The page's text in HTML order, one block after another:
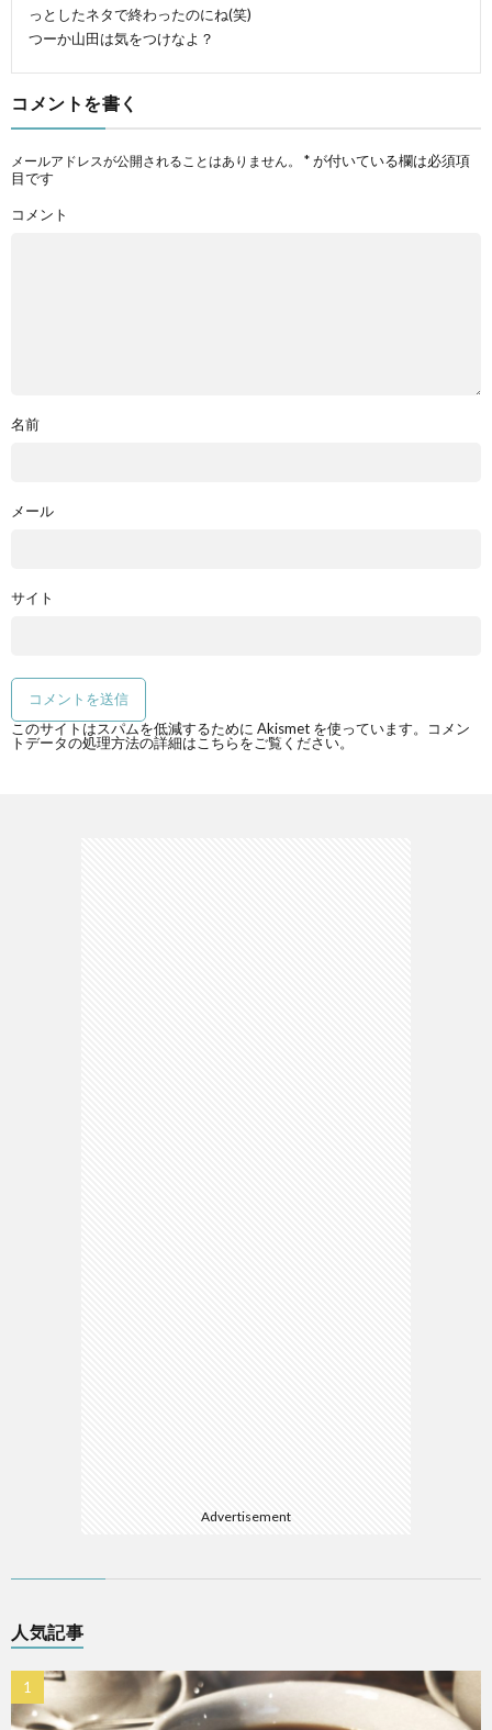
っとしたネタで終わったのにね(笑)
つーか山田は気をつけなよ？
コメントを書く
メールアドレスが公開されることはありません。 *が付いている欄は必須項
目です
コメント
名前
メール
サイト
このサイトはスパムを低減するために Akismet を使っています。
コメン
トデータの処理方法の詳細はこちらをご覧ください。
Advertisement
人気記事